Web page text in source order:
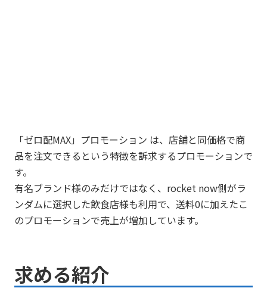
「ゼロ配MAX」プロモーション は、店舗と同価格で商
品を注文できるという特徴を訴求するプロモーションで
す。
有名ブランド様のみだけではなく、rocket now側がラ
ンダムに選択した飲食店様も利用で、送料0に加えたこ
のプロモーションで売上が増加しています。
求める紹介